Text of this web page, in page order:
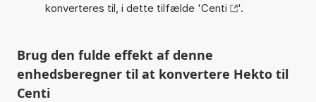
konverteres til, i dette tilfælde 'Centi '.
Brug den fulde effekt af denne
enhedsberegner til at konvertere Hekto til
Centi